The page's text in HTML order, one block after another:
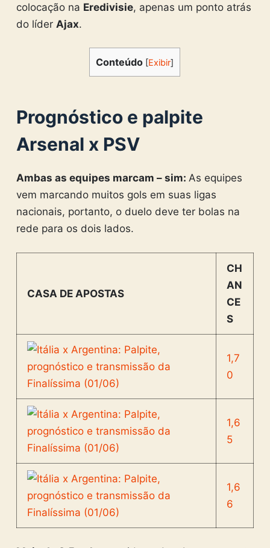
colocação na Eredivisie, apenas um ponto atrás
do líder Ajax.
Conteúdo [Exibir]
Prognóstico e palpite
Arsenal x PSV
Ambas as equipes marcam – sim: As equipes
vem marcando muitos gols em suas ligas
nacionais, portanto, o duelo deve ter bolas na
rede para os dois lados.
CASA DE APOSTAS
CH
AN
CE
S
1,7
0
1,6
5
1,6
6